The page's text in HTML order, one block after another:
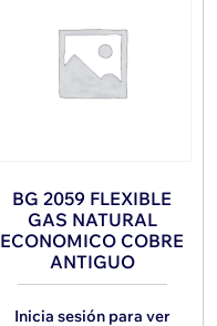
BG 2059 FLEXIBLE
GAS NATURAL
ECONOMICO COBRE
ANTIGUO
Inicia sesión para ver